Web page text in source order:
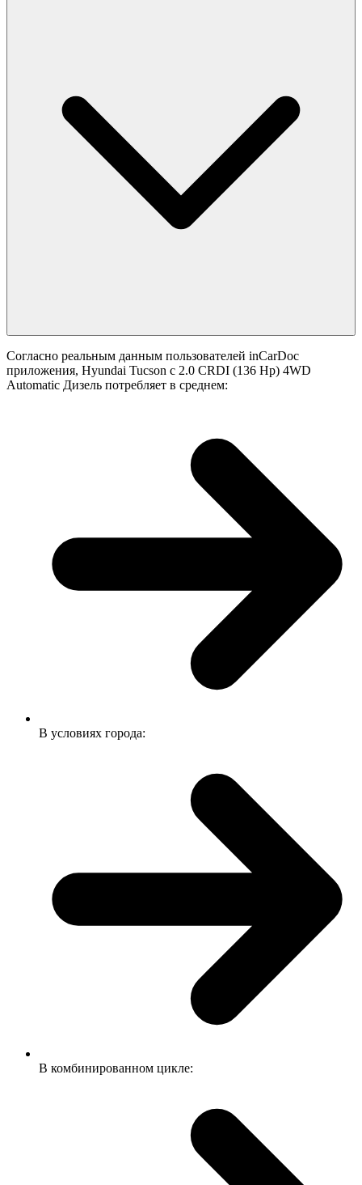
Согласно реальным данным пользователей inCarDoc
приложения, Hyundai Tucson с 2.0 CRDI (136 Hp) 4WD
Automatic Дизель потребляет в среднем:
В условиях города:
В комбинированном цикле: